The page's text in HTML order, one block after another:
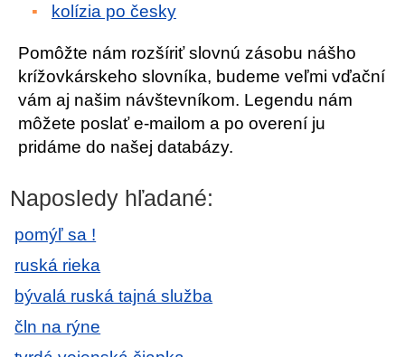
kolízia po česky
Pomôžte nám rozšíriť slovnú zásobu nášho
krížovkárskeho slovníka, budeme veľmi vďační
vám aj našim návštevníkom. Legendu nám
môžete poslať e-mailom a po overení ju
pridáme do našej databázy.
Naposledy hľadané:
pomýľ sa !
ruská rieka
bývalá ruská tajná služba
čln na rýne